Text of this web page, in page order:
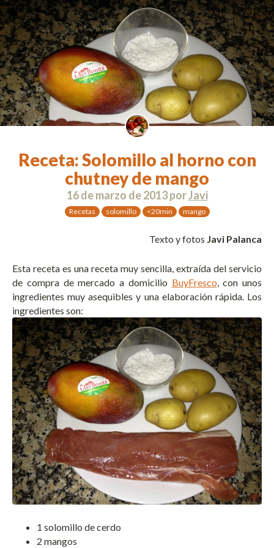
Receta: Solomillo al horno con
chutney de mango
16 de marzo de 2013porJavi
Recetas solomillo <20min mango
Texto y fotos Javi Palanca
Esta receta es una receta muy sencilla, extraída del servicio
de compra de mercado a domicilio BuyFresco, con unos
ingredientes muy asequibles y una elaboración rápida. Los
ingredientes son:
1 solomillo de cerdo
2 mangos